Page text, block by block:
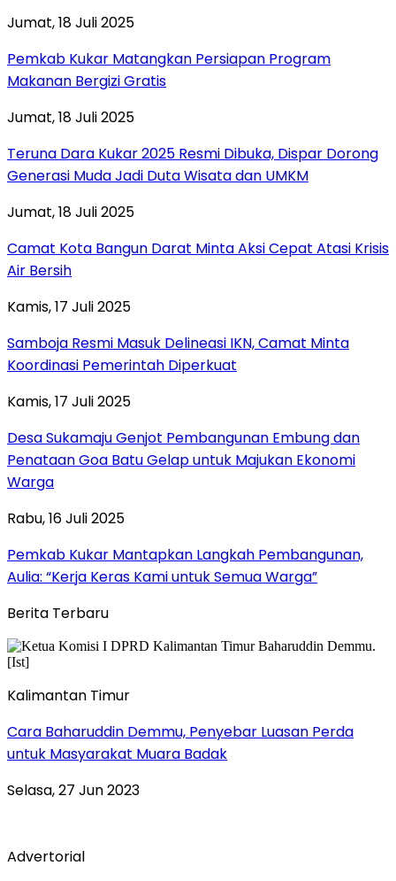
Jumat, 18 Juli 2025
Pemkab Kukar Matangkan Persiapan Program
Makanan Bergizi Gratis
Jumat, 18 Juli 2025
Teruna Dara Kukar 2025 Resmi Dibuka, Dispar Dorong
Generasi Muda Jadi Duta Wisata dan UMKM
Jumat, 18 Juli 2025
Camat Kota Bangun Darat Minta Aksi Cepat Atasi Krisis
Air Bersih
Kamis, 17 Juli 2025
Samboja Resmi Masuk Delineasi IKN, Camat Minta
Koordinasi Pemerintah Diperkuat
Kamis, 17 Juli 2025
Desa Sukamaju Genjot Pembangunan Embung dan
Penataan Goa Batu Gelap untuk Majukan Ekonomi
Warga
Rabu, 16 Juli 2025
Pemkab Kukar Mantapkan Langkah Pembangunan,
Aulia: “Kerja Keras Kami untuk Semua Warga”
Berita Terbaru
Kalimantan Timur
Cara Baharuddin Demmu, Penyebar Luasan Perda
untuk Masyarakat Muara Badak
Selasa, 27 Jun 2023
Advertorial